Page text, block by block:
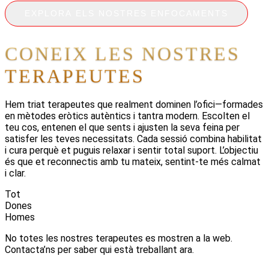
CONEIX LES NOSTRES
TERAPEUTES
Hem triat terapeutes que realment dominen l’ofici—formades
en mètodes eròtics autèntics i tantra modern. Escolten el
teu cos, entenen el que sents i ajusten la seva feina per
satisfer les teves necessitats. Cada sessió combina habilitat
i cura perquè et puguis relaxar i sentir total suport. L’objectiu
és que et reconnectis amb tu mateix, sentint-te més calmat
i clar.
Tot
Dones
Homes
No totes les nostres terapeutes es mostren a la web.
Contacta’ns per saber qui està treballant ara.